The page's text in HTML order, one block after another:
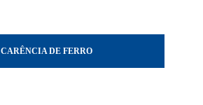
CARÊNCIA DE FERRO